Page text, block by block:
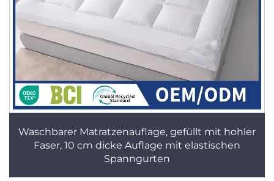
Waschbarer Matratzenauflage, gefüllt mit hohler
Faser, 10 cm dicke Auflage mit elastischen
Spanngurten